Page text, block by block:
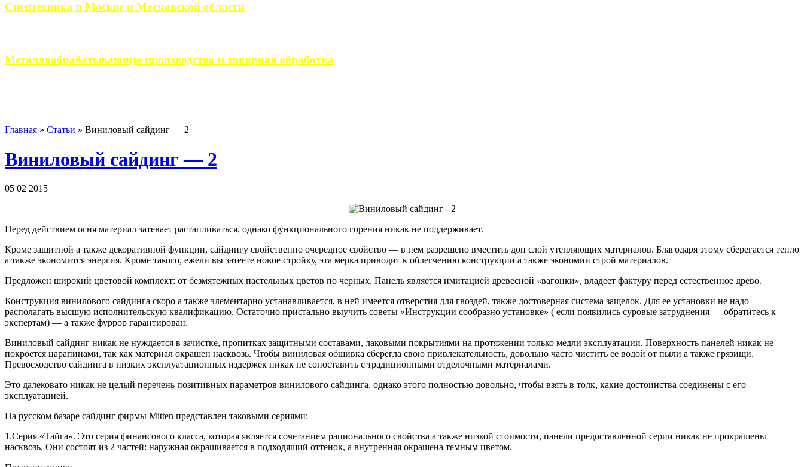
Спецтехника в Москве и Московской области
Металлообрабатывающее производство и токарная обработка
Главная » Статьи » Виниловый сайдинг — 2
Виниловый сайдинг — 2
05 02 2015
Перед действием огня материал затевает растапливаться, однако функционального горения никак не поддерживает.
Кроме защитной а также декоративной функции, сайдингу свойственно очередное свойство — в нем разрешено вместить доп слой утепляющих материалов. Благодаря этому сберегается тепло
а также экономится энергия. Кроме такого, ежели вы затеете новое стройку, эта мерка приводит к облегчению конструкции а также экономии строй материалов.
Предложен широкий цветовой комплект: от безмятежных пастельных цветов по черных. Панель является имитацией древесной «вагонки», владеет фактуру перед естественное древо.
Конструкция винилового сайдинга скоро а также элементарно устанавливается, в ней имеется отверстия для гвоздей, также достоверная система защелок. Для ее установки не надо
располагать высшую исполнительскую квалификацию. Остаточно пристально выучить советы «Инструкции сообразно установке» ( если появились суровые затруднения — обратитесь к
экспертам) — а также фуррор гарантирован.
Виниловый сайдинг никак не нуждается в зачистке, пропитках защитными составами, лаковыми покрытиями на протяжении только медли эксплуатации. Поверхность панелей никак не
покроется царапинами, так как материал окрашен насквозь. Чтобы виниловая обшивка сберегла свою привлекательность, довольно часто чистить ее водой от пыли а также грязищи.
Превосходство сайдинга в низких эксплуатационных издержек никак не сопоставить с традиционными отделочными материалами.
Это далековато никак не целый перечень позитивных параметров винилового сайдинга, однако этого полностью довольно, чтобы взять в толк, какие достоинства соединены с его
эксплуатацией.
На русском базаре сайдинг фирмы Mitten представлен таковыми сериями:
1.Серия «Тайга». Это серия финансового класса, которая является сочетанием рационального свойства а также низкой стоимости, панели предоставленной серии никак не прокрашены
насквозь. Они состоят из 2 частей: наружная окрашивается в подходящий оттенок, а внутренняя окрашена темным цветом.